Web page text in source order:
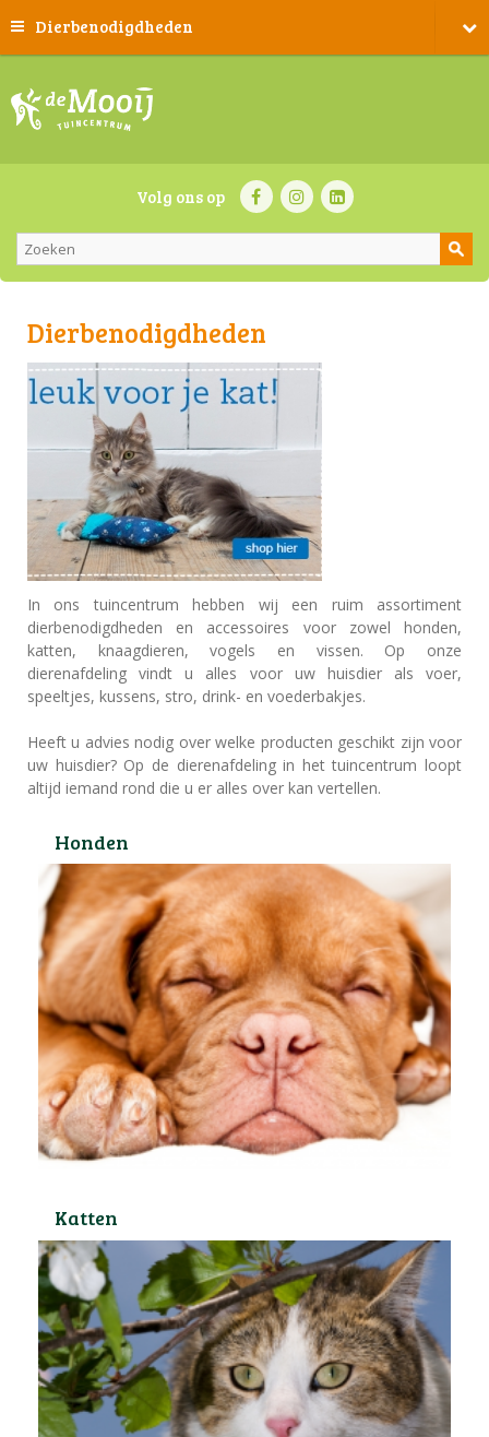
Dierbenodigdheden
Volg ons op
Dierbenodigdheden
In ons tuincentrum hebben wij een ruim assortiment
dierbenodigdheden en accessoires voor zowel honden,
katten, knaagdieren, vogels en vissen. Op onze
dierenafdeling vindt u alles voor uw huisdier als voer,
speeltjes, kussens, stro, drink- en voederbakjes.
Heeft u advies nodig over welke producten geschikt zijn voor
uw huisdier? Op de dierenafdeling in het tuincentrum loopt
altijd iemand rond die u er alles over kan vertellen.
Honden
Katten